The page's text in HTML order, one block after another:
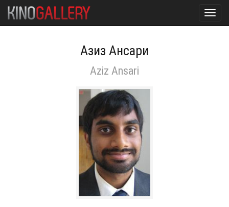
Азиз Ансари
Aziz Ansari